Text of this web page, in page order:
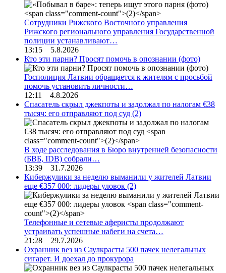
Сотрудники Рижского Восточного управления
Рижского регионального управления Государственной
полиции устанавливают…
13:15 5.8.2026
Кто эти парни? Просят помочь в опознании (фото)
Госполиция Латвии обращается к жителям с просьбой
помочь установить личности…
12:11 4.8.2026
Спасатель скрыл джекпоты и задолжал по налогам €38
тысяч: его отправляют под суд (2)
В ходе расследования в Бюро внутренней безопасности
(БВБ, IDB) собрали…
13:39 31.7.2026
Кибержулики за неделю выманили у жителей Латвии
еще €357 000: лидеры уловок (2)
Телефонные и сетевые аферисты продолжают
устраивать успешные набеги на счета…
21:28 29.7.2026
Охранник вез из Саулкрасты 500 пачек нелегальных
сигарет. И доехал до прокурора